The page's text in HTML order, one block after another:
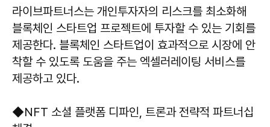
라이브파트너스는 개인투자자의 리스크를 최소화해
블록체인 스타트업 프로젝트에 투자할 수 있는 기회를
제공한다. 블록체인 스타트업이 효과적으로 시장에 안
착할 수 있도록 도움을 주는 엑셀러레이팅 서비스를
제공하고 있다.
◆NFT 소셜 플랫폼 디파인, 트론과 전략적 파트너십